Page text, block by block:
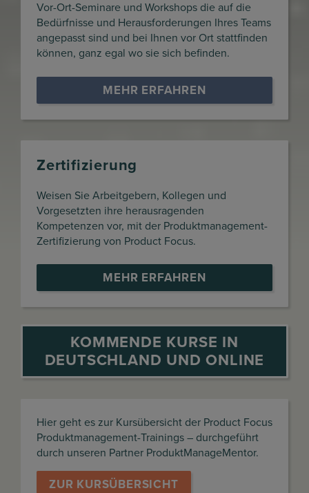
Vor-Ort-Seminare und Workshops die auf die
Bedürfnisse und Herausforderungen Ihres Teams
angepasst sind und bei Ihnen vor Ort stattfinden
können, ganz egal wo sie sich befinden.
MEHR ERFAHREN
Zertifizierung
Weisen Sie Arbeitgebern, Kollegen und
Vorgesetzten ihre herausragenden
Kompetenzen vor, mit der Produktmanagement-
Zertifizierung von Product Focus.
MEHR ERFAHREN
KOMMENDE KURSE IN
DEUTSCHLAND UND ONLINE
Hier geht es zur Kursübersicht der Product Focus
Produktmanagement-Trainings – durchgeführt
durch unseren Partner ProduktManageMentor.
ZUR KURSÜBERSICHT